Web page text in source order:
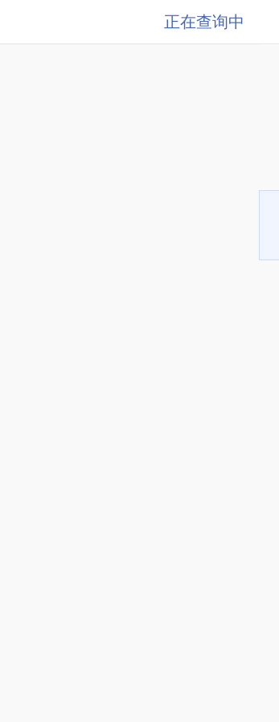
正在查询中